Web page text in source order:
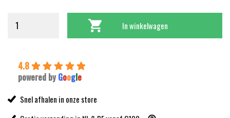
In winkelwagen
4.8
powered by Google
Snel afhalen in onze store